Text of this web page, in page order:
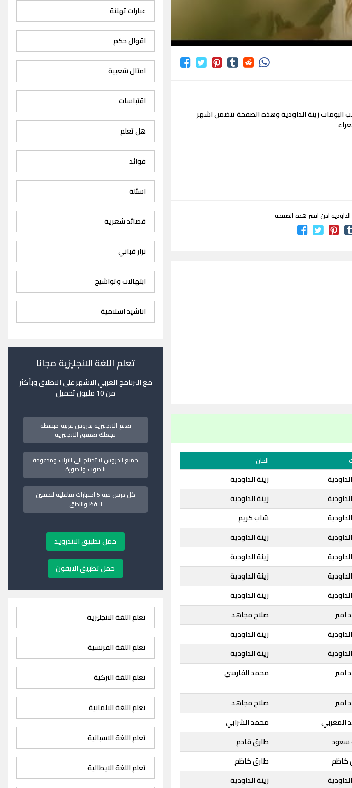
زينة الداودية
البومات زينة الداودية وهذه الصفحة تتضمن اشهر
اذن انشر هذه الصفحة
الحان
زينة الداودية
زينة الداودية
شاب كريم
زينة الداودية
زينة الداودية
زينة الداودية
زينة الداودية
امير
صلاح مجاهد
زينة الداودية
زينة الداودية
امير محمد الفارسي
امير
صلاح مجاهد
المغربي
محمد الشرابي
سعود
طارق قادم
كاظم
طارق كاظم
زينة الداودية
عبارات تهنئة
اقوال حكم
امثال شعبية
اقتباسات
هل تعلم
فوائد
اسئلة
قصائد شعرية
نزار قباني
ابتهالات وتواشيح
اناشيد اسلامية
تعلم اللغة الانجليزية مجانا
مع البرنامج العربي الاشهر على الاطلاق وبأكثر
من 10 مليون تحميل
تعلم الانجليزية بدروس عربية مبسطة
تجعلك تعشق الانجليزية
جميع الدروس لا تحتاج الى انترنت ومدعومة
بالصوت والصورة
كل درس فيه 5 اختبارات تفاعلية لتحسين
اللفظ والنطق
حمل تطبيق الاندرويد
حمل تطبيق الايفون
تعلم اللغة الانجليزية
تعلم اللغة الفرنسية
تعلم اللغة التركية
تعلم اللغة الالمانية
تعلم اللغة الاسبانية
تعلم اللغة الايطالية